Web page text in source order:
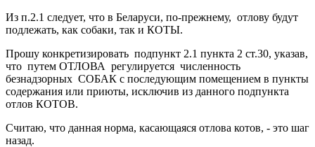
Из п.2.1 следует, что в Беларуси, по-прежнему, отлову будут
подлежать, как собаки, так и КОТЫ.
Прошу конкретизировать подпункт 2.1 пункта 2 ст.30, указав,
что путем ОТЛОВА регулируется численность
безнадзорных СОБАК с последующим помещением в пункты
содержания или приюты, исключив из данного подпункта
отлов КОТОВ.
Считаю, что данная норма, касающаяся отлова котов, - это шаг
назад.